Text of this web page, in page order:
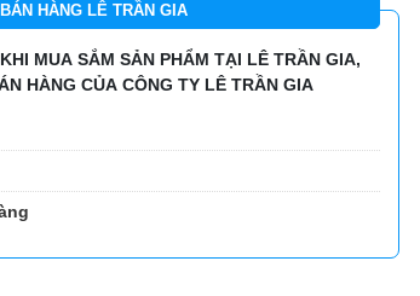
HÀNG LÊ TRẦN GIA
MUA SẮM SẢN PHẨM TẠI LÊ TRẦN GIA,
HÀNG CỦA CÔNG TY LÊ TRẦN GIA